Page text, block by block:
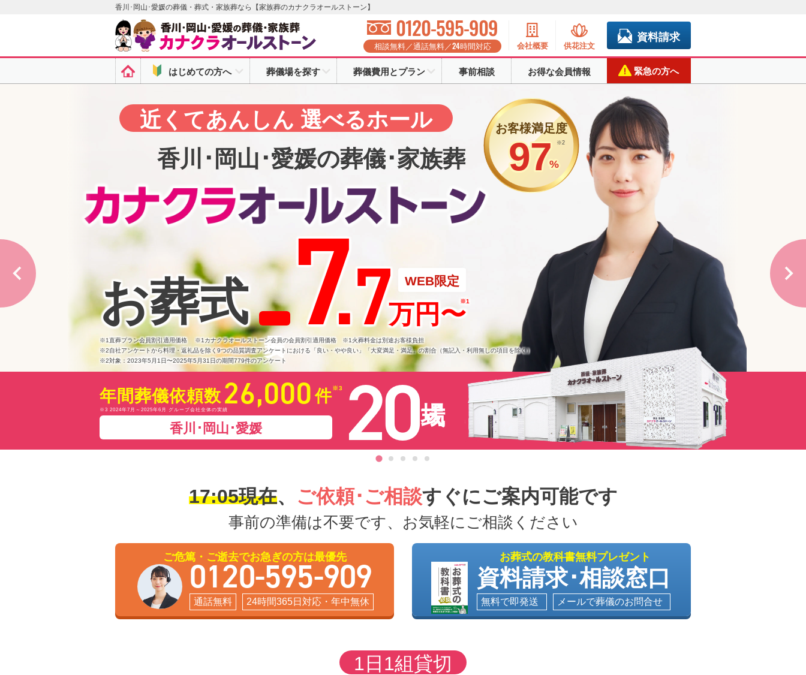
香川･岡山･愛媛の葬儀・葬式・家族葬なら【家族葬のカナクラオールストーン】
0120-595-909
相談無料／通話無料／24時間対応 会社概要 供花注文
資料請求
はじめての方へ 葬儀場を探す 葬儀費用とプラン 事前相談 お得な会員情報 緊急の方へ
近くてあんしん 選べるホール
香川･岡山･愛媛の葬儀･家族葬
お葬式 7
.7万円 〜
WEB限定
※1直葬プラン会員割引適用価格 ※1カナクラオールストーン会員の会員割引適用価格 ※1火葬料金は別途お客様負担
※2自社アンケートから料理・返礼品を除く9つの品質調査アンケートにおける「良い・やや良い」「大変満足・満足」の割合（無記入・利用無しの項目を除く）
※2対象：2023年5月1日〜2025年5月31日の期間779件のアンケート
お客様満足度
97%
※2
年間葬儀依頼数 26,000 件
※3 2024年7月～2025年6月 グループ会社全体の実績
香川･岡山･愛媛 20
26,000 ※
※2024年7月～2025年6月 グループ会社全体の実績
20
かんたん申し込み
カナクラオールストーン
無料会員募集中
入会金
年会費
0 円
葬儀プランがお得な会員価格！
カナクラオールストーン 式場使
用料が無料！
各種イベントの優待サービス！
※2 カナクラオールストーン直営式場で通夜･告別式を行う場合の式場使用料
11万円(税込)が無料
無料会員登録はこちら
お客様
満足度
97%※1
オールストーンと カナクラ が
お葬式 7.7 万円〜
17:05現在、 ご依頼･ご相談すぐにご案内可能です
事前の準備は不要です、お気軽にご相談ください
ご危篤・ご逝去でお急ぎの方は最優先
0120-595-909
通話無料 24時間365日対応・年中無休
お葬式の教科書無料プレゼント
資料請求･相談窓口
無料で即発送 メールで葬儀のお問合せ
1日1組貸切